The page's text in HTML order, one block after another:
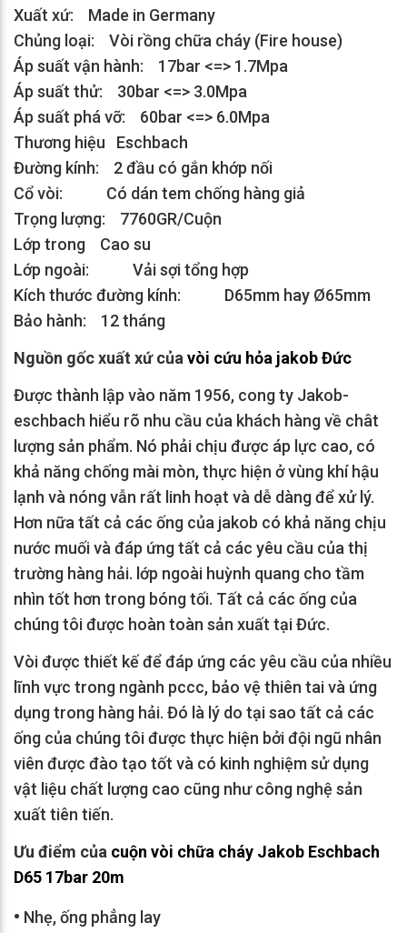
Xuất xứ: Made in Germany
Chủng loại: Vòi rồng chữa cháy (Fire house)
Áp suất vận hành: 17bar <=> 1.7Mpa
Áp suất thử: 30bar <=> 3.0Mpa
Áp suất phá vỡ: 60bar <=> 6.0Mpa
Thương hiệu Eschbach
Đường kính: 2 đầu có gắn khớp nối
Cổ vòi: Có dán tem chống hàng giả
Trọng lượng: 7760GR/Cuộn
Lớp trong Cao su
Lớp ngoài: Vải sợi tổng hợp
Kích thước đường kính: D65mm hay Ø65mm
Bảo hành: 12 tháng
Nguồn gốc xuất xứ của vòi cứu hỏa jakob Đức
Được thành lập vào năm 1956, cong ty Jakob-
eschbach hiểu rõ nhu cầu của khách hàng về chât
lượng sản phẩm. Nó phải chịu được áp lực cao, có
khả năng chống mài mòn, thực hiện ở vùng khí hậu
lạnh và nóng vẫn rất linh hoạt và dễ dàng để xử lý.
Hơn nữa tất cả các ống của jakob có khả năng chịu
nước muối và đáp ứng tất cả các yêu cầu của thị
trường hàng hải. lớp ngoài huỳnh quang cho tầm
nhìn tốt hơn trong bóng tối. Tất cả các ống của
chúng tôi được hoàn toàn sản xuất tại Đức.
Vòi được thiết kế để đáp ứng các yêu cầu của nhiều
lĩnh vực trong ngành pccc, bảo vệ thiên tai và ứng
dụng trong hàng hải. Đó là lý do tại sao tất cả các
ống của chúng tôi được thực hiện bởi đội ngũ nhân
viên được đào tạo tốt và có kinh nghiệm sử dụng
vật liệu chất lượng cao cũng như công nghệ sản
xuất tiên tiến.
Ưu điểm của cuộn vòi chữa cháy Jakob Eschbach
D65 17bar 20m
• Nhẹ, ống phẳng lay